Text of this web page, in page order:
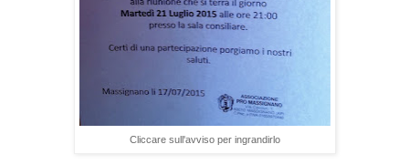
Cliccare sull'avviso per ingrandirlo